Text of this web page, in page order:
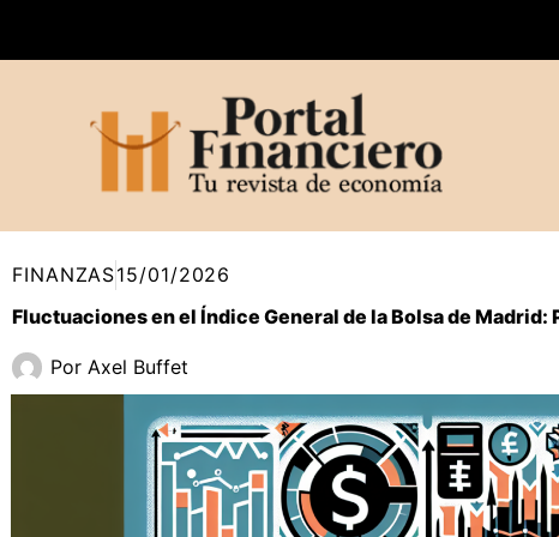
FINANZAS15/01/2026
Fluctuaciones en el Índice General de la Bolsa de
Por Axel Buffet